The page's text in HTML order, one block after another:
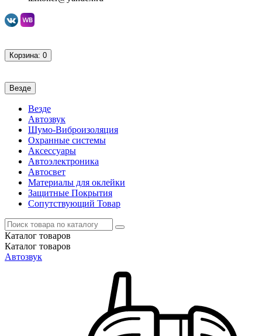
Корзина: 0
Везде
Везде
Автозвук
Шумо-Виброизоляция
Охранные системы
Аксессуары
Автоэлектроника
Автосвет
Материалы для оклейки
Защитные Покрытия
Сопутствующий Товар
Каталог товаров
Каталог товаров
Автозвук